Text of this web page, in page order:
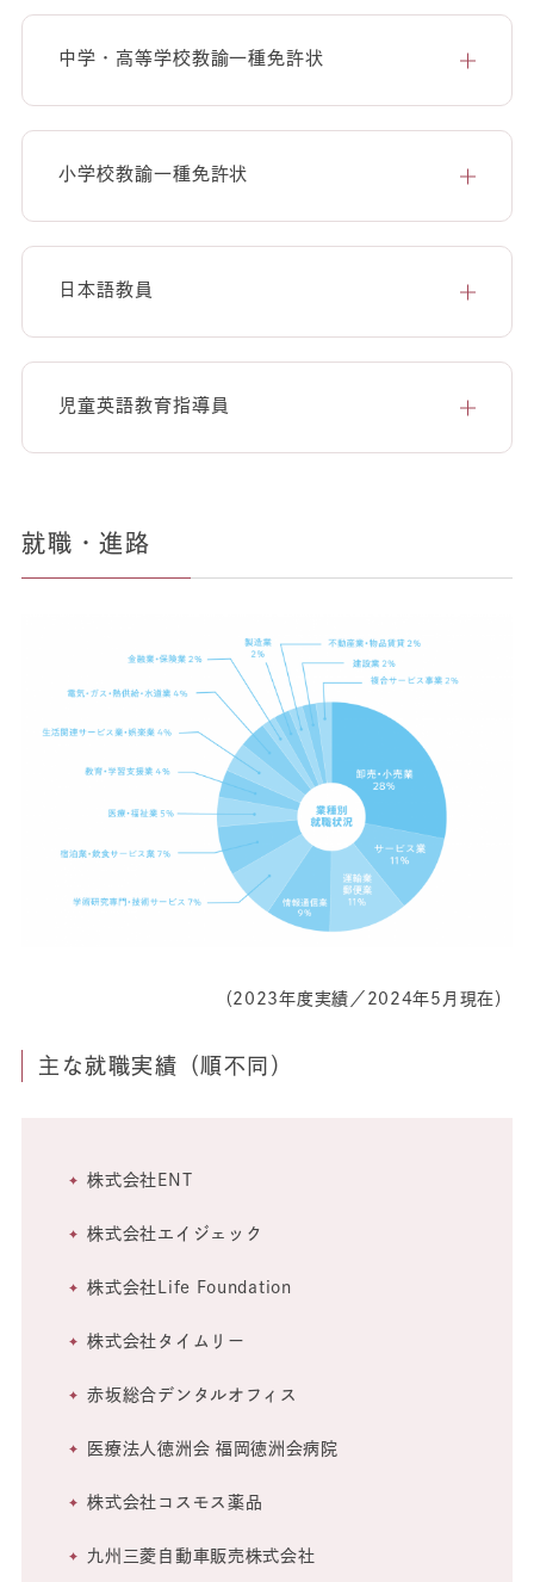
中学・高等学校教諭一種免許状
小学校教諭一種免許状
日本語教員
児童英語教育指導員
就職・進路
（2023年度実績／2024年5月現在）
主な就職実績（順不同）
株式会社ENT
株式会社エイジェック
株式会社Life Foundation
株式会社タイムリー
赤坂総合デンタルオフィス
医療法人徳洲会 福岡徳洲会病院
株式会社コスモス薬品
九州三菱自動車販売株式会社